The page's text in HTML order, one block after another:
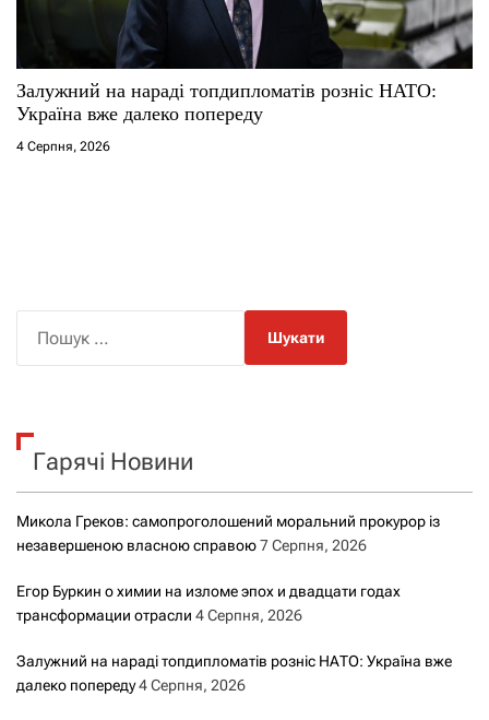
Залужний на нараді топдипломатів розніс НАТО:
Україна вже далеко попереду
4 Серпня, 2026
к
Гарячі Новини
Микола Греков: самопроголошений моральний прокурор із
незавершеною власною справою7 Серпня, 2026
Егор Буркин о химии на изломе эпох и двадцати годах
трансформации отрасли 4 Серпня, 2026
Залужний на нараді топдипломатів розніс НАТО: Україна вже
далеко попереду4 Серпня, 2026